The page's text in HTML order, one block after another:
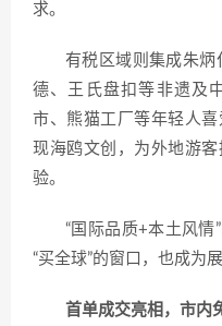
求。
有税区域则集成朱炳
德、王氏盘扣等非遗及
市、熊猫工厂等年轻人
现海鸥文创，为外地游
验。
“国际品质+本土风情
“买全球”的窗口，也成为
首单成交亮相，市内